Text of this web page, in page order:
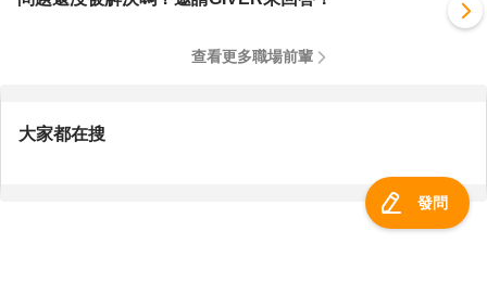
查看更多職場前輩
大家都在搜
發問